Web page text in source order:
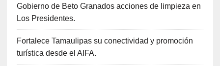
Gobierno de Beto Granados acciones de limpieza en
Los Presidentes.
Fortalece Tamaulipas su conectividad y promoción
turística desde el AIFA.